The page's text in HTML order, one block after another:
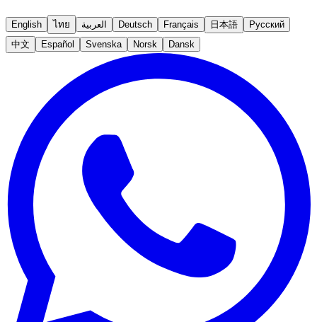
English ไทย العربية Deutsch Français 日本語
Русский
中文
Español Svenska Norsk Dansk